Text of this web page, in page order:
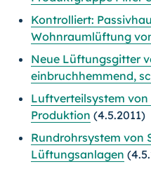
Kontrolliert:
Wohnraumlüftung
Neue Lüftungsgitter
einbruchhemmend,
Luftverteilsystem von
Produktion (4.5.2011)
Rundrohrsystem von
Lüftungsanlagen